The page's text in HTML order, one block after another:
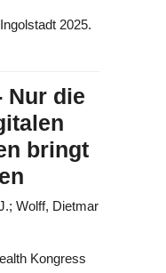
2025.
Nur die
bringt
Wolff, Dietmar
Kongress